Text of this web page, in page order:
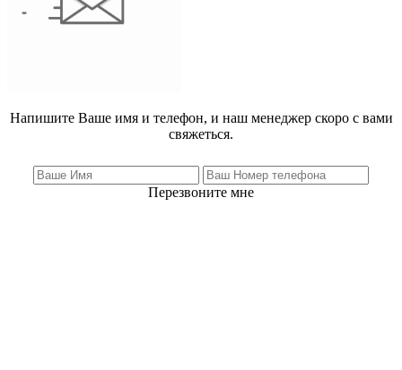
Напишите Ваше имя и телефон, и наш менеджер скоро с вами
свяжеться.
Перезвоните мне